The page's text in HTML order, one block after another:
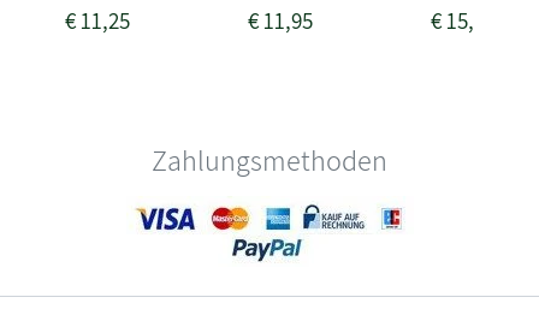
€11,25 €11,95 €15,75
Zahlungsmethoden